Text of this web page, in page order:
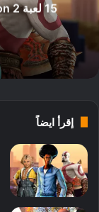
إقرأ ايضاً